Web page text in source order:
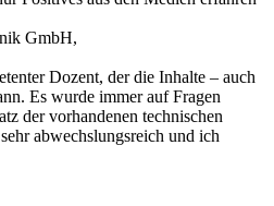
GmbH,
Dozent, der die Inhalte – auch
Es wurde immer auf Fragen
der vorhandenen technischen
abwechslungsreich und ich